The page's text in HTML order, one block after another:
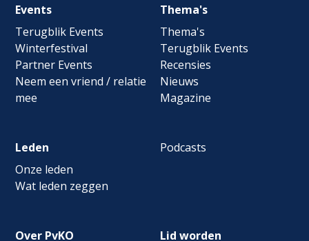
Footer
navigation
Events
Terugblik Events
Winterfestival
Partner Events
Neem een vriend / relatie
mee
Thema's
Thema's
Terugblik Events
Recensies
Nieuws
Magazine
Leden
Onze leden
Wat leden zeggen
Podcasts
Over PvKO Lid worden